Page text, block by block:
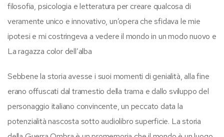
filosofia, psicologia e letteratura per creare qualcosa di
veramente unico e innovativo, un’opera che sfidava le mie
ipotesi e mi costringeva a vedere il mondo in un modo nuovo e
La ragazza color dell’alba
Sebbene la storia avesse i suoi momenti di genialità, alla fine
erano offuscati dal tramestio della trama e dallo sviluppo del
personaggio italiano convincente, un peccato data la
potenzialità nascosta sotto audiolibro superficie. La storia